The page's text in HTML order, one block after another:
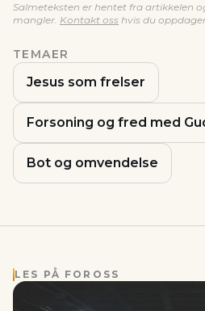
Salmeteksten er hentet fra artikkelen
mangler. Kontakt oss hvis du
TEMAER
Jesus som frelser
Forsoning og fred med
Bot og omvendelse
LES PÅ FOROSS